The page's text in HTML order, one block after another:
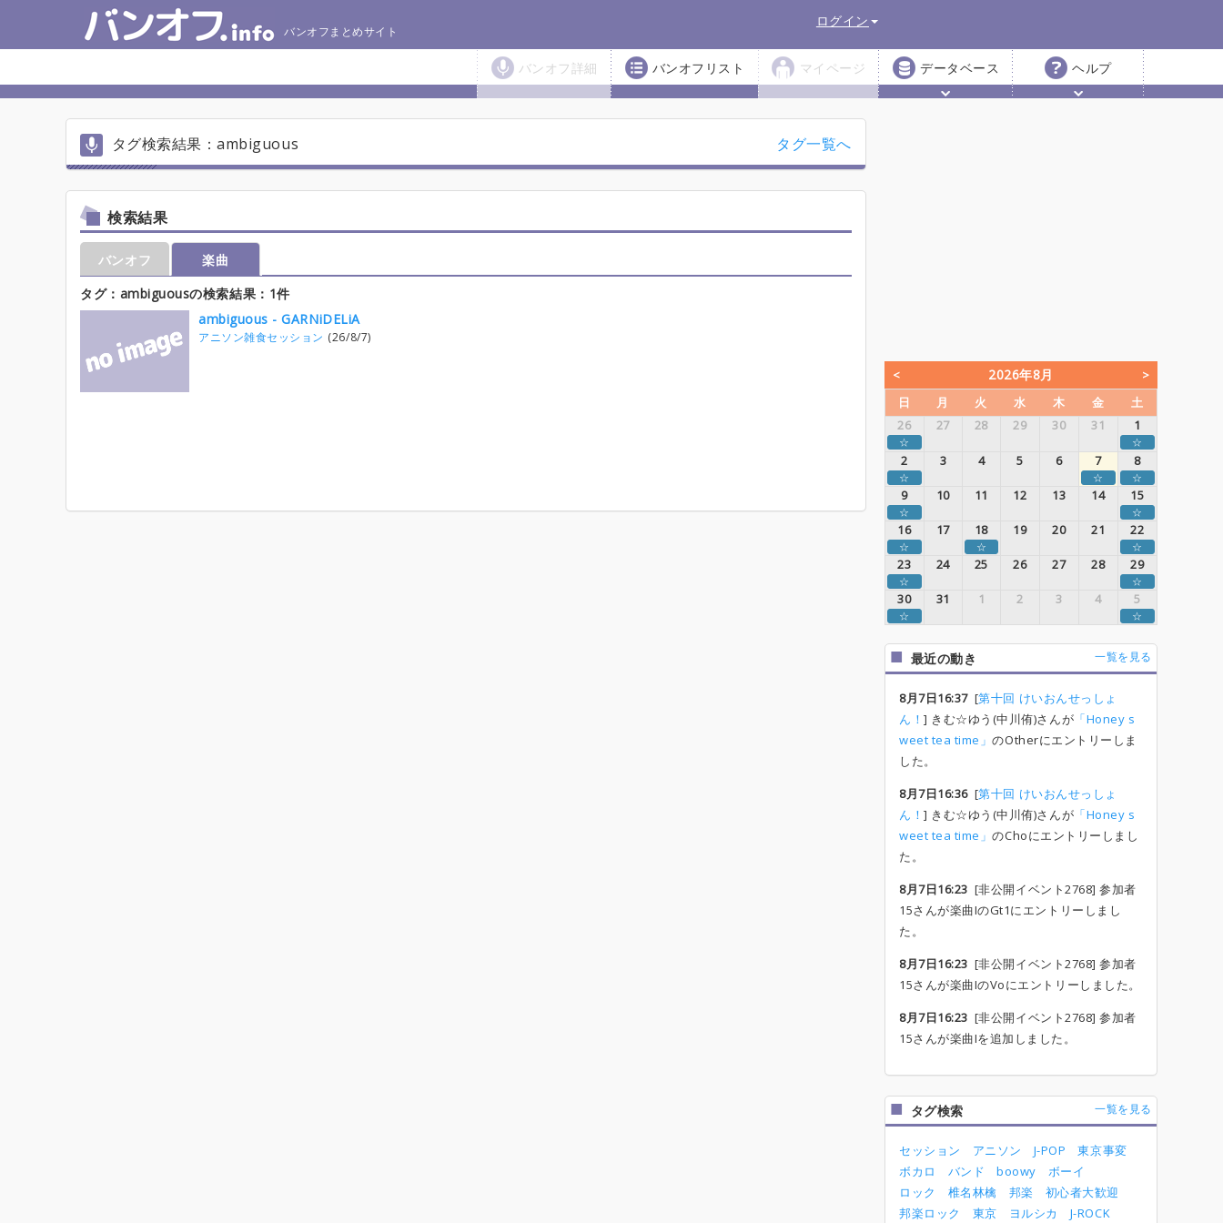
バンオフまとめサイト
ログイン
バンオフ詳細 バンオフリスト マイページ データベース ヘルプ
タグ検索結果：ambiguous タグ一覧へ
検索結果
バンオフ
楽曲
タグ：ambiguousの検索結果：1件
ambiguous - GARNiDELiA
アニソン雑食セッション (26/8/7)
2026年8月
日 月 火 水 木 金
土
26
27 28 29 30 31 1
☆ ☆
2 3 4 5 6 7 8
☆ ☆ ☆
9 10 11 12 13 14 15
☆ ☆
16 17 18 19 20 21 22
☆ ☆ ☆
23 24 25 26 27 28 29
☆ ☆
30 31 1 2 3 4 5
☆ ☆
最近の動き 一覧を見る
8月7日16:37[第十回 けいおんせっしょ
ん！] きむ☆ゆう(中川侑)さんが 「Honey s
weet tea time」のOtherにエントリーしま
した。
8月7日16:36[第十回 けいおんせっしょ
ん！] きむ☆ゆう(中川侑)さんが 「Honey s
weet tea time」のChoにエントリーしまし
た。
8月7日16:23 [非公開イベント2768] 参加者
15さんが楽曲IのGt1にエントリーしまし
た。
8月7日16:23 [非公開イベント2768] 参加者
15さんが楽曲IのVoにエントリーしました。
8月7日16:23 [非公開イベント2768] 参加者
15さんが楽曲Iを追加しました。
タグ検索 一覧を見る
セッション アニソン J-POP
東京事変
ボカロ
バンド boowy
ボーイ
ロック
椎名林檎 邦楽
初心者大歓迎
邦楽ロック
東京 ヨルシカ J-ROCK